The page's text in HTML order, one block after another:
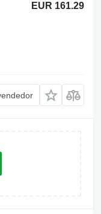
EUR 161.29